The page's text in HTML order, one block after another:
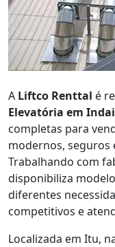
A Liftco Renttal é
Elevatória em
completas para
modernos, seguros
Trabalhando com
disponibiliza
diferentes
competitivos e
Localizada em Itu,